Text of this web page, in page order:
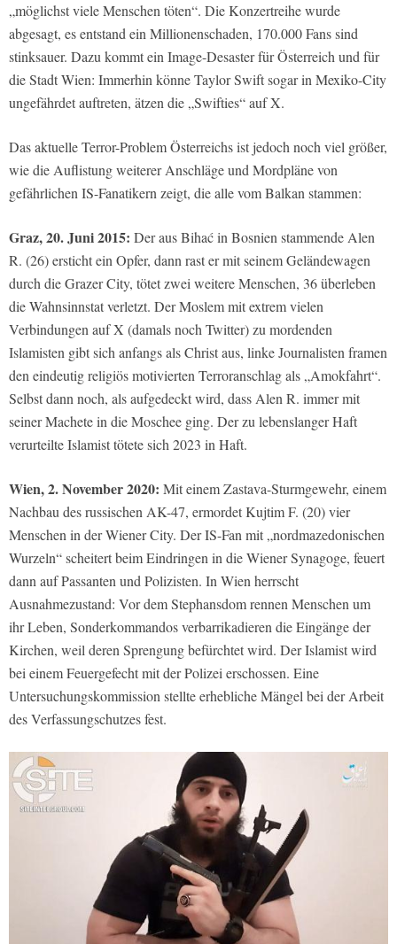
„möglichst viele Menschen töten“. Die Konzertreihe wurde
abgesagt, es entstand ein Millionenschaden, 170.000 Fans sind
stinksauer. Dazu kommt ein Image-Desaster für Österreich und für
die Stadt Wien: Immerhin könne Taylor Swift sogar in Mexiko-City
ungefährdet auftreten, ätzen die „Swifties“ auf X.
Das aktuelle Terror-Problem Österreichs ist jedoch noch viel größer,
wie die Auflistung weiterer Anschläge und Mordpläne von
gefährlichen IS-Fanatikern zeigt, die alle vom Balkan stammen:
Graz, 20. Juni 2015: Der aus Bihać in Bosnien stammende Alen
R. (26) ersticht ein Opfer, dann rast er mit seinem Geländewagen
durch die Grazer City, tötet zwei weitere Menschen, 36 überleben
die Wahnsinnstat verletzt. Der Moslem mit extrem vielen
Verbindungen auf X (damals noch Twitter) zu mordenden
Islamisten gibt sich anfangs als Christ aus, linke Journalisten framen
den eindeutig religiös motivierten Terroranschlag als „Amokfahrt“.
Selbst dann noch, als aufgedeckt wird, dass Alen R. immer mit
seiner Machete in die Moschee ging. Der zu lebenslanger Haft
verurteilte Islamist tötete sich 2023 in Haft.
Wien, 2. November 2020: Mit einem Zastava-Sturmgewehr, einem
Nachbau des russischen AK-47, ermordet Kujtim F. (20) vier
Menschen in der Wiener City. Der IS-Fan mit „nordmazedonischen
Wurzeln“ scheitert beim Eindringen in die Wiener Synagoge, feuert
dann auf Passanten und Polizisten. In Wien herrscht
Ausnahmezustand: Vor dem Stephansdom rennen Menschen um
ihr Leben, Sonderkommandos verbarrikadieren die Eingänge der
Kirchen, weil deren Sprengung befürchtet wird. Der Islamist wird
bei einem Feuergefecht mit der Polizei erschossen. Eine
Untersuchungskommission stellte erhebliche Mängel bei der Arbeit
des Verfassungschutzes fest.